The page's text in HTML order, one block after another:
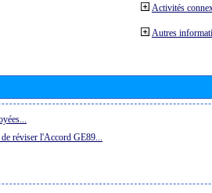
Activités
Autres
réviser l'Accord GE89...